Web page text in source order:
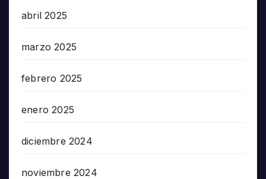
abril 2025
marzo 2025
febrero 2025
enero 2025
diciembre 2024
noviembre 2024